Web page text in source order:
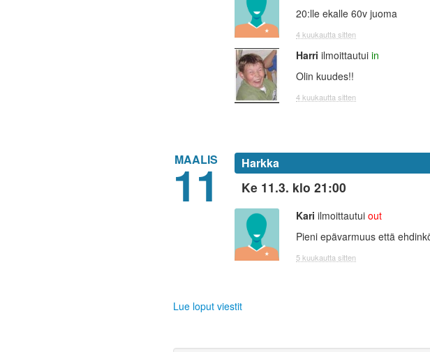
20:lle ekalle 60v juoma
4 kuukautta sitten
Harri ilmoittautui in
Olin kuudes!!
4 kuukautta sitten
MAALIS
11 Harkka
Ke 11.3. klo 21:00
Kari ilmoittautui out
Pieni epävarmuus että
5 kuukautta sitten
Lue loput viestit